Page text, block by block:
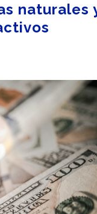
naturales